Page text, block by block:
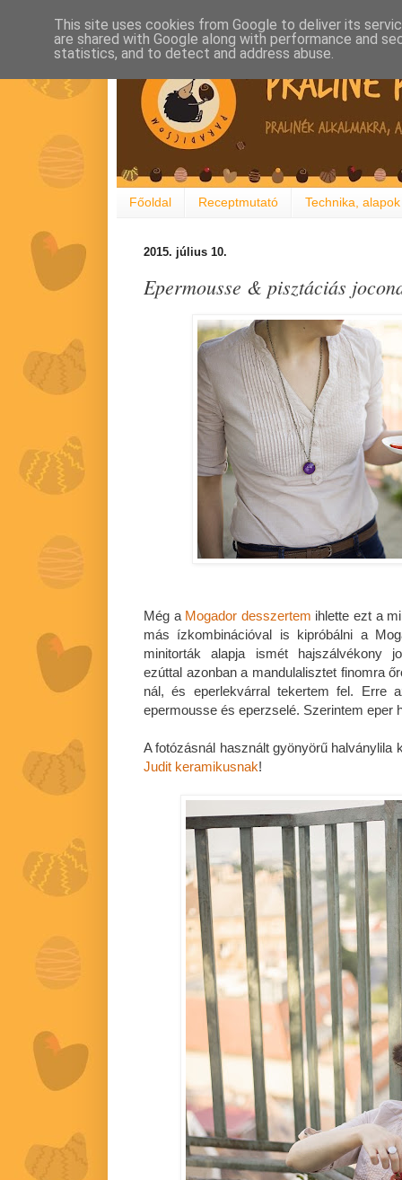
Főoldal Receptmutató Technika, alapok
2015. július 10.
Epermousse & pisztáciás
Még a Mogador desszertem ihlette ezt a
más ízkombinációval is kipróbálni a
minitorták alapja ismét hajszálvékony
ezúttal azonban a mandulalisztet finomra
nál, és eperlekvárral tekertem fel. Erre
epermousse és eperzselé. Szerintem eper
A fotózásnál használt gyönyörű
Judit keramikusnak!
This site uses cookies from Google to deliver its
are shared with Google along with performance and
statistics, and to detect and address abuse.